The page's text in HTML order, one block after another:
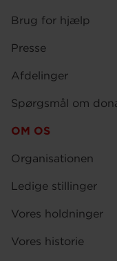
Brug for hjælp
Presse
Afdelinger
Spørgsmål om
OM OS
Organisationen
Ledige stillinger
Vores holdninger
Vores historie